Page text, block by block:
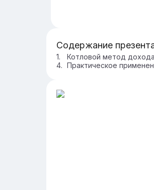
Содержание
Котловой метод
Практическое